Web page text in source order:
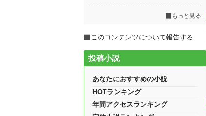
もっと見る
このコンテンツについて報告する
投稿小説
あなたにおすすめの小説
HOTランキング
年間アクセスランキング